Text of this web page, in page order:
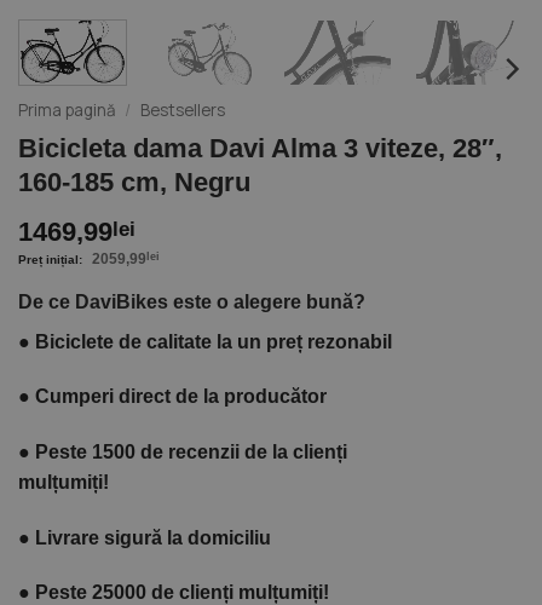
Prima pagină / Bestsellers
Bicicleta dama Davi Alma 3 viteze, 28″,
160-185 cm, Negru
1469,99 lei
2059,99 lei
De ce DaviBikes este o alegere bună?
● Biciclete de calitate la un preț rezonabil
● Cumperi direct de la producător
● Peste 1500 de recenzii de la clienți
mulțumiți!
● Livrare sigură la domiciliu
● Peste 25000 de clienți mulțumiți!